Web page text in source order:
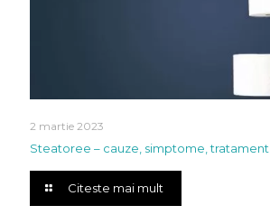
2 martie 2023
Steatoree – cauze, simptome, tratament
Citeste mai mult